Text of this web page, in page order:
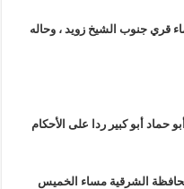
قري جنوب الشيخ زويد ، وحاله
حماد أبو كبير ردا على الأحكام
الشرقية مساء الخميس